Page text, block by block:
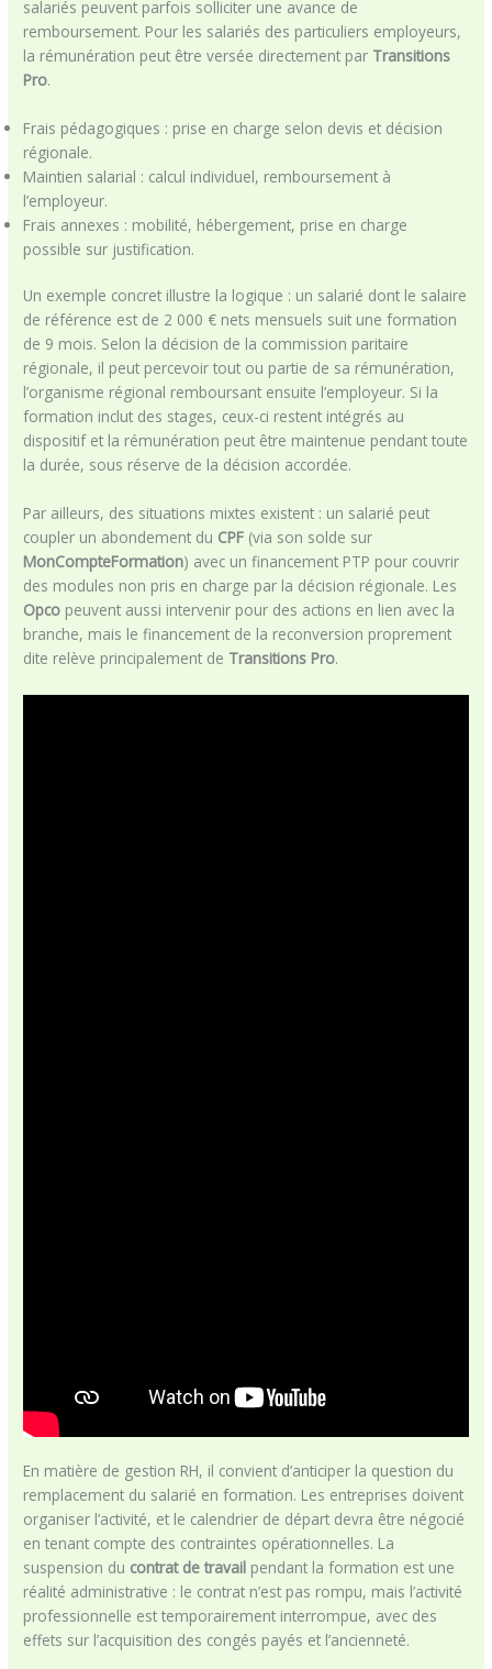
salariés peuvent parfois solliciter une avance de
remboursement. Pour les salariés des particuliers employeurs,
la rémunération peut être versée directement par Transitions
Pro.
Frais pédagogiques : prise en charge selon devis et décision
régionale.
Maintien salarial : calcul individuel, remboursement à
l’employeur.
Frais annexes : mobilité, hébergement, prise en charge
possible sur justification.
Un exemple concret illustre la logique : un salarié dont le salaire
de référence est de 2 000 € nets mensuels suit une formation
de 9 mois. Selon la décision de la commission paritaire
régionale, il peut percevoir tout ou partie de sa rémunération,
l’organisme régional remboursant ensuite l’employeur. Si la
formation inclut des stages, ceux-ci restent intégrés au
dispositif et la rémunération peut être maintenue pendant toute
la durée, sous réserve de la décision accordée.
Par ailleurs, des situations mixtes existent : un salarié peut
coupler un abondement du CPF (via son solde sur
MonCompteFormation) avec un financement PTP pour couvrir
des modules non pris en charge par la décision régionale. Les
Opco peuvent aussi intervenir pour des actions en lien avec la
branche, mais le financement de la reconversion proprement
dite relève principalement de Transitions Pro.
En matière de gestion RH, il convient d’anticiper la question du
remplacement du salarié en formation. Les entreprises doivent
organiser l’activité, et le calendrier de départ devra être négocié
en tenant compte des contraintes opérationnelles. La
suspension du contrat de travail pendant la formation est une
réalité administrative : le contrat n’est pas rompu, mais l’activité
professionnelle est temporairement interrompue, avec des
effets sur l’acquisition des congés payés et l’ancienneté.